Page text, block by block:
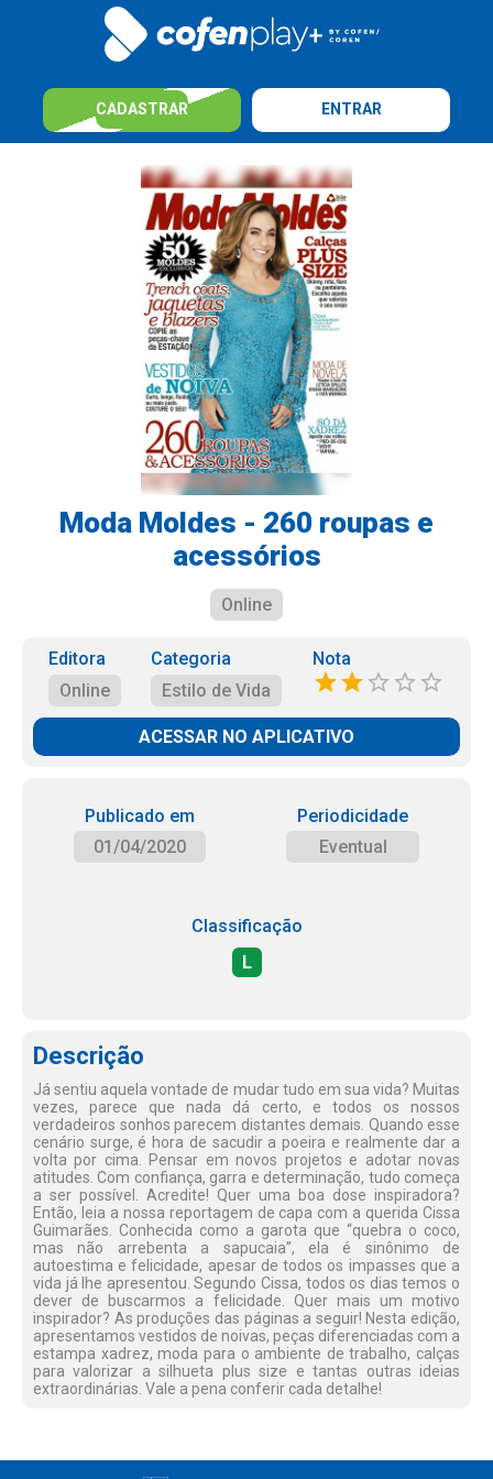
CADASTRAR ENTRAR
Moda Moldes - 260 roupas e
acessórios
Online
Editora
Online
Categoria
Estilo de Vida
Nota
ACESSAR NO APLICATIVO
Publicado em
01/04/2020
Periodicidade
Eventual
Classificação
L
Descrição
Já sentiu aquela vontade de mudar tudo em sua vida? Muitas
vezes, parece que nada dá certo, e todos os nossos
verdadeiros sonhos parecem distantes demais. Quando esse
cenário surge, é hora de sacudir a poeira e realmente dar a
volta por cima. Pensar em novos projetos e adotar novas
atitudes. Com confiança, garra e determinação, tudo começa
a ser possível. Acredite! Quer uma boa dose inspiradora?
Então, leia a nossa reportagem de capa com a querida Cissa
Guimarães. Conhecida como a garota que “quebra o coco,
mas não arrebenta a sapucaia”, ela é sinônimo de
autoestima e felicidade, apesar de todos os impasses que a
vida já lhe apresentou. Segundo Cissa, todos os dias temos o
dever de buscarmos a felicidade. Quer mais um motivo
inspirador? As produções das páginas a seguir! Nesta edição,
apresentamos vestidos de noivas, peças diferenciadas com a
estampa xadrez, moda para o ambiente de trabalho, calças
para valorizar a silhueta plus size e tantas outras ideias
extraordinárias. Vale a pena conferir cada detalhe!